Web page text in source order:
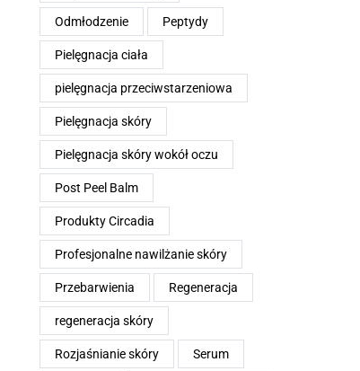
Odmłodzenie Peptydy
Pielęgnacja ciała
pielęgnacja przeciwstarzeniowa
Pielęgnacja skóry
Pielęgnacja skóry wokół oczu
Post Peel Balm
Produkty Circadia
Profesjonalne nawilżanie skóry
Przebarwienia Regeneracja
regeneracja skóry
Rozjaśnianie skóry Serum